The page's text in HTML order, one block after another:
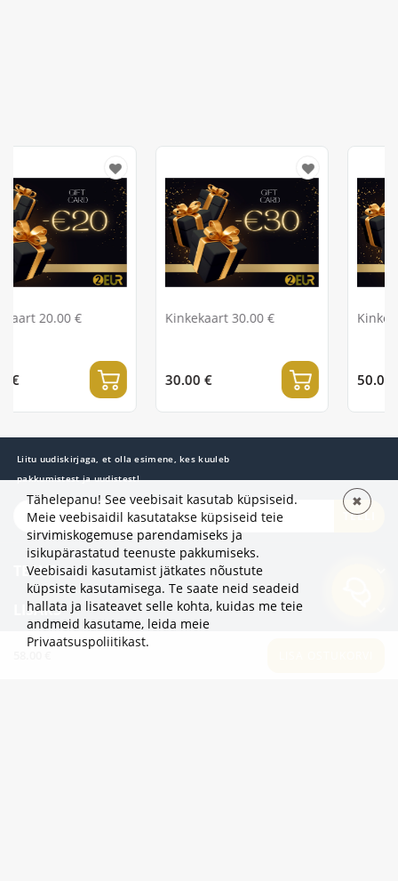
Kinkekaart 20.00 €
20.00 €
Kinkekaart 30.00 €
30.00 €
Liitu uudiskirjaga, et olla esimene, kes kuuleb
pakkumistest ja uudistest!
TELLI
TEAVE
LISAKS
KATEGOORIAD
Tähelepanu! See veebisait kasutab küpsiseid.
Meie veebisaidil kasutatakse küpsiseid teie
sirvimiskogemuse parendamiseks ja
isikupärastatud teenuste pakkumiseks.
Veebisaidi kasutamist jätkates nõustute
küpsiste kasutamisega. Te saate neid seadeid
hallata ja lisateavet selle kohta, kuidas me teie
andmeid kasutame, leida meie
Privaatsuspoliitikast.
✖